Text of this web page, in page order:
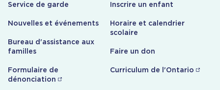
Service de garde
Nouvelles et événements
Bureau d'assistance aux
familles
Formulaire de
dénonciation
Inscrire un enfant
Horaire et calendrier
scolaire
Faire un don
Curriculum de l'Ontario